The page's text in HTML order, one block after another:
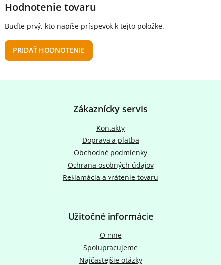
Hodnotenie tovaru
Buďte prvý, kto napíše príspevok k tejto položke.
PRIDAŤ HODNOTENIE
Zákaznícky servis
Kontakty
Doprava a platba
Obchodné podmienky
Ochrana osobných údajov
Reklamácia a vrátenie tovaru
Užitočné informácie
O mne
Spolupracujeme
Najčastejšie otázky